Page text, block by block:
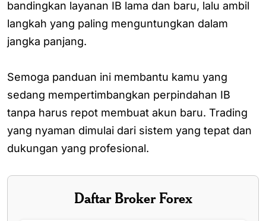
bandingkan layanan IB lama dan baru, lalu ambil
langkah yang paling menguntungkan dalam
jangka panjang.
Semoga panduan ini membantu kamu yang
sedang mempertimbangkan perpindahan IB
tanpa harus repot membuat akun baru. Trading
yang nyaman dimulai dari sistem yang tepat dan
dukungan yang profesional.
Daftar Broker Forex